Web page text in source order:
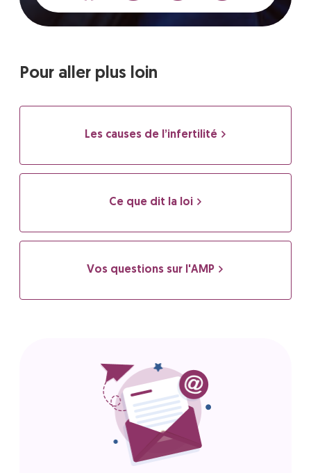
Pour aller plus loin
Les causes de l’infertilité
Ce que dit la loi
Vos questions sur l'AMP